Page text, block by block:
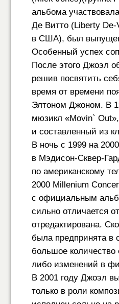
альбома
Де Витто (Liberty
в США), был выпущен
Особенный успех
После этого Джоэл
решив посвятить
время от времени
Элтоном Джоном. В
мюзикл «Movin`
и составленный из
В ночь с 1999 на
в Мэдисон-Сквер-
по американскому
2000 Millenium
с официальным
сильно отличается
отредактирована.
была предпринята в
большое количество
либо изменений в
В 2001 году Джоэл
только в роли